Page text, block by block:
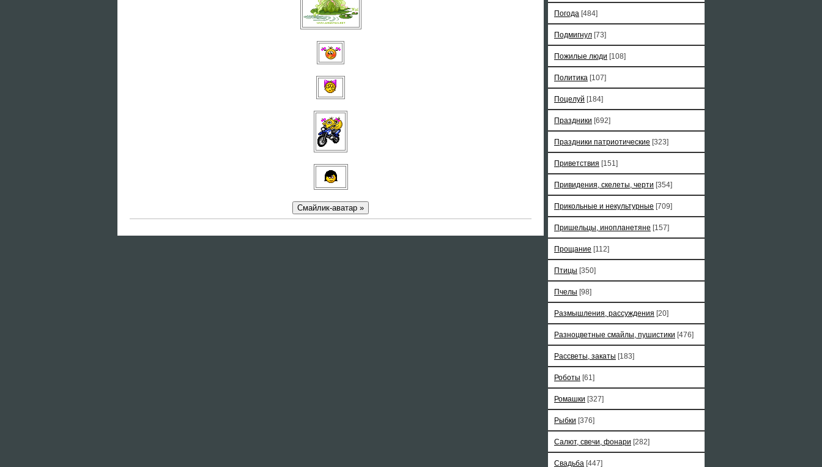
Смайлик-аватар »
Погода [484]
Подмигнул [73]
Пожилые люди [108]
Политика [107]
Поцелуй [184]
Праздники [692]
Праздники патриотические [323]
Приветствия [151]
Привидения, скелеты, черти [354]
Прикольные и некультурные [709]
Пришельцы, инопланетяне [157]
Прощание [112]
Птицы [350]
Пчелы [98]
Размышления, рассуждения [20]
Разноцветные смайлы, пушистики [476]
Рассветы, закаты [183]
Роботы [61]
Ромашки [327]
Рыбки [376]
Салют, свечи, фонари [282]
Свадьба [447]